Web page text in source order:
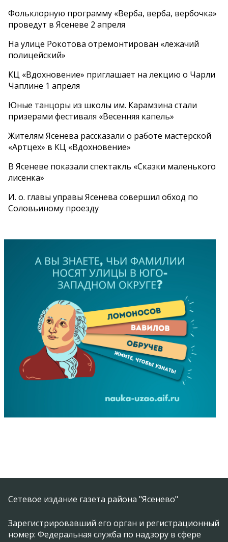
Фольклорную программу «Верба, верба, вербочка»
проведут в Ясеневе 2 апреля
На улице Рокотова отремонтирован «лежачий
полицейский»
КЦ «Вдохновение» приглашает на лекцию о Чарли
Чаплине 1 апреля
Юные танцоры из школы им. Карамзина стали
призерами фестиваля «Весенняя капель»
Жителям Ясенева рассказали о работе мастерской
«Артцех» в КЦ «Вдохновение»
В Ясеневе показали спектакль «Сказки маленького
лисенка»
И. о. главы управы Ясенева совершил обход по
Соловьиному проезду
Сетевое издание газета района "Ясенево"
Зарегистрировавший его орган и регистрационный
номер: Федеральная служба по надзору в сфере